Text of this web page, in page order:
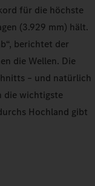
für die höchste
(3.929 mm) hält.
berichtet der
die Wellen. Die
– und natürlich
die wichtigste
Hochland gibt